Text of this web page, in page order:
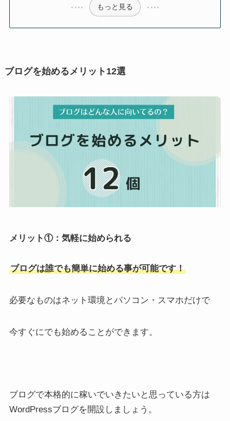
もっと見る
ブログを始める メリット12選
メリット①：気軽に始められる
ブログは誰でも簡単に始める事が可能です！
必要なものはネット環境とパソコン・スマホだけで
今すぐにでも始めることができます。
ブログで本格的に稼いでいきたいと思っている方は
WordPressブログを開設しましょう。